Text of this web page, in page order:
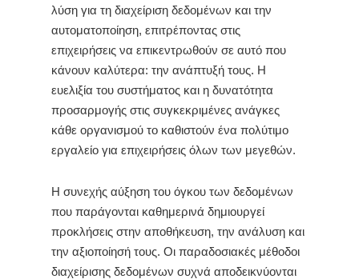
λύση για τη διαχείριση δεδομένων και την
αυτοματοποίηση, επιτρέποντας στις
επιχειρήσεις να επικεντρωθούν σε αυτό που
κάνουν καλύτερα: την ανάπτυξή τους. Η
ευελιξία του συστήματος και η δυνατότητα
προσαρμογής στις συγκεκριμένες ανάγκες
κάθε οργανισμού το καθιστούν ένα πολύτιμο
εργαλείο για επιχειρήσεις όλων των μεγεθών.
Η συνεχής αύξηση του όγκου των δεδομένων
που παράγονται καθημερινά δημιουργεί
προκλήσεις στην αποθήκευση, την ανάλυση και
την αξιοποίησή τους. Οι παραδοσιακές μέθοδοι
διαχείρισης δεδομένων συχνά αποδεικνύονται